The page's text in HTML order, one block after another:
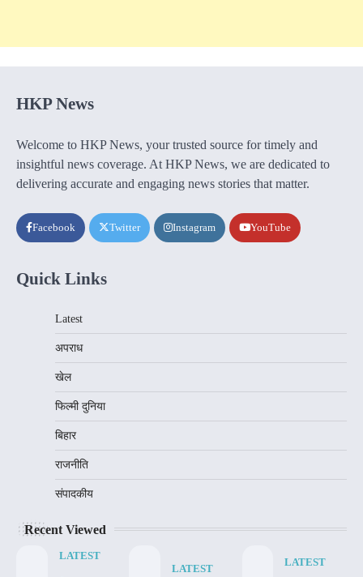
HKP News
Welcome to HKP News, your trusted source for timely and
insightful news coverage. At HKP News, we are dedicated to
delivering accurate and engaging news stories that matter.
Facebook Twitter Instagram YouTube
Quick Links
Latest
अपराध
खेल
फिल्मी दुनिया
बिहार
राजनीति
संपादकीय
Recent Viewed
LATEST
LATEST
LATEST